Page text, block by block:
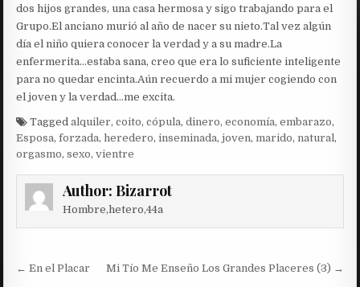
dos hijos grandes, una casa hermosa y sigo trabajando para el
Grupo.El anciano murió al año de nacer su nieto.Tal vez algún
día el niño quiera conocer la verdad y a su madre.La
enfermerita…estaba sana, creo que era lo suficiente inteligente
para no quedar encinta.Aún recuerdo a mi mujer cogiendo con
el joven y la verdad…me excita.
Taggedalquiler,coito,cópula,dinero,economía,embarazo,
Esposa,forzada,heredero,inseminada,joven,marido,natural,
orgasmo,sexo,vientre
Author: Bizarrot
Hombre,hetero,44a
Post
← En el Placar Mi Tío Me Enseño Los Grandes Placeres (3) →